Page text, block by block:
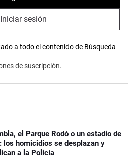
Iniciar sesión
a todo el contenido de Búsqueda
de suscripción.
el Parque Rodó o un estadio de
los homicidios se desplazan y
a la Policía